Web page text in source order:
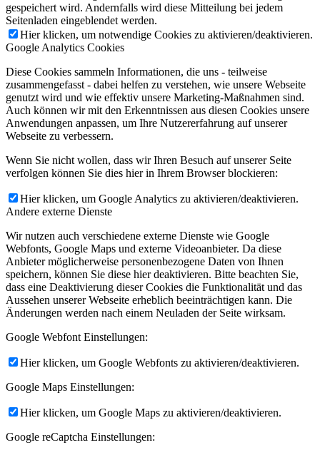
gespeichert wird. Andernfalls wird diese Mitteilung bei jedem
Seitenladen eingeblendet werden.
Hier klicken, um notwendige Cookies zu aktivieren/deaktivieren.
Google Analytics Cookies
Diese Cookies sammeln Informationen, die uns - teilweise
zusammengefasst - dabei helfen zu verstehen, wie unsere Webseite
genutzt wird und wie effektiv unsere Marketing-Maßnahmen sind.
Auch können wir mit den Erkenntnissen aus diesen Cookies unsere
Anwendungen anpassen, um Ihre Nutzererfahrung auf unserer
Webseite zu verbessern.
Wenn Sie nicht wollen, dass wir Ihren Besuch auf unserer Seite
verfolgen können Sie dies hier in Ihrem Browser blockieren:
Hier klicken, um Google Analytics zu aktivieren/deaktivieren.
Andere externe Dienste
Wir nutzen auch verschiedene externe Dienste wie Google
Webfonts, Google Maps und externe Videoanbieter. Da diese
Anbieter möglicherweise personenbezogene Daten von Ihnen
speichern, können Sie diese hier deaktivieren. Bitte beachten Sie,
dass eine Deaktivierung dieser Cookies die Funktionalität und das
Aussehen unserer Webseite erheblich beeinträchtigen kann. Die
Änderungen werden nach einem Neuladen der Seite wirksam.
Google Webfont Einstellungen:
Hier klicken, um Google Webfonts zu aktivieren/deaktivieren.
Google Maps Einstellungen:
Hier klicken, um Google Maps zu aktivieren/deaktivieren.
Google reCaptcha Einstellungen: